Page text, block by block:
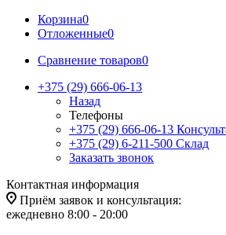
Корзина0
Отложенные0
Сравнение товаров0
+375 (29) 666-06-13
Назад
Телефоны
+375 (29) 666-06-13
+375 (29) 6-211-500 Склад
Заказать звонок
Контактная информация
Приём заявок и консультация:
ежедневно 8:00 - 20:00